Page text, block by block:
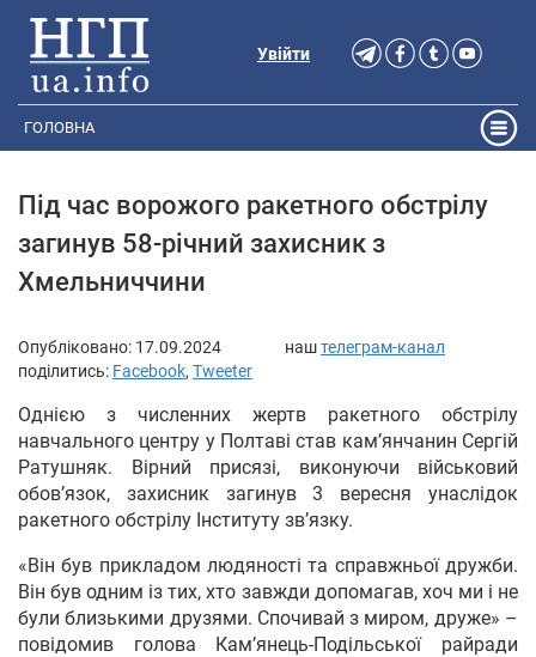
Увійти
ГОЛОВНА
Під час ворожого ракетного обстрілу
загинув 58-річний захисник з
Хмельниччини
Опубліковано: 17.09.2024 наштелеграм-канал
поділитись: Facebook, Tweeter
Однією з численних жертв ракетного обстрілу
навчального центру у Полтаві став кам’янчанин Сергій
Ратушняк. Вірний присязі, виконуючи військовий
обовʼязок, захисник загинув 3 вересня унаслідок
ракетного обстрілу Інституту зв’язку.
«Він був прикладом людяності та справжньої дружби.
Він був одним із тих, хто завжди допомагав, хоч ми і не
були близькими друзями. Спочивай з миром, друже» –
повідомив голова Кам’янець-Подільської райради